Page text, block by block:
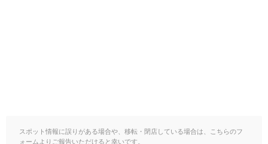
スポット情報に誤りがある場合や、移転・閉店している場合は、こちらのフ
ォームよりご報告いただけると幸いです。